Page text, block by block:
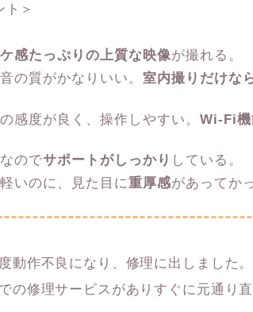
ト＞
感たっぷりの上質な映像が撮れる。
の質がかなりいい。 室内撮りだけな
感度が良く、操作しやすい。 Wi-Fi
のでサポートがしっかり している。
いのに、見た目に重厚感があってか
動作不良になり、修理に出しました。
の修理サービスがありすぐに元通り